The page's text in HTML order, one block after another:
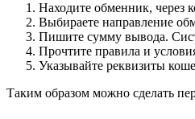
Находите обменник, через
Выбираете направление
Пишите сумму вывода.
Прочтите правила и
Указывайте реквизиты
Таким образом можно сделать